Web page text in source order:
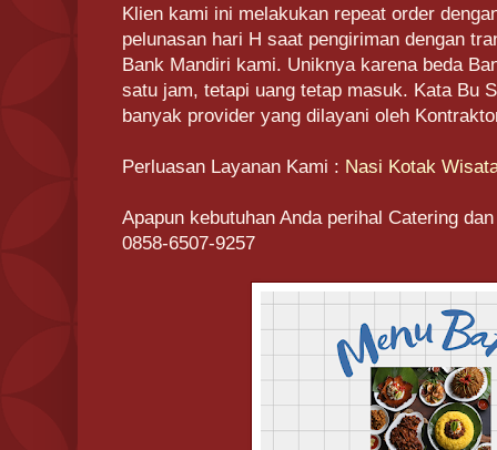
Klien kami ini melakukan repeat order
pelunasan hari H saat pengiriman dengan
Bank Mandiri kami. Uniknya karena beda
satu jam, tetapi uang tetap masuk. Kata Bu
banyak provider yang dilayani oleh
Perluasan Layanan Kami : Nasi Kotak
Apapun kebutuhan Anda perihal Catering
0858-6507-9257